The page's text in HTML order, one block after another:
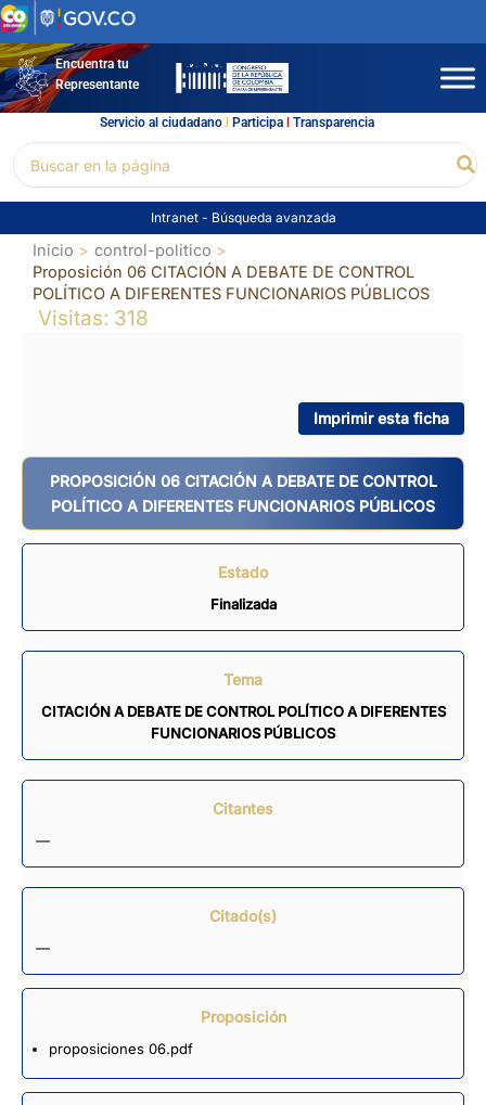
Ir
al
contenidoEncuentra tu
Representante
Servicio al ciudadano l Participal Transparencia
por:
Intranet - Búsqueda avanzada
Inicio
control-politico
Proposición 06 CITACIÓN A DEBATE DE CONTROL
POLÍTICO A DIFERENTES FUNCIONARIOS PÚBLICOS
Visitas: 318
Imprimir esta ficha
PROPOSICIÓN 06 CITACIÓN A DEBATE DE CONTROL
POLÍTICO A DIFERENTES FUNCIONARIOS PÚBLICOS
Estado
Finalizada
Tema
CITACIÓN A DEBATE DE CONTROL POLÍTICO A DIFERENTES
FUNCIONARIOS PÚBLICOS
Citantes
—
Citado(s)
—
Proposición
proposiciones 06.pdf